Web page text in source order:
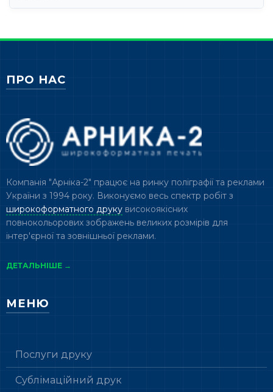
ПРО НАС
Компанія "Арніка-2" працює на ринку поліграфії та реклами
України з 1994 року. Виконуємо весь спектр робіт з
широкоформатного друкувисокоякісних
повнокольорових зображень великих розмірів для
інтер'єрної та зовнішньої реклами.
ДЕТАЛЬНІШЕ →
МЕНЮ
Послуги друку
Сублімаційний друк